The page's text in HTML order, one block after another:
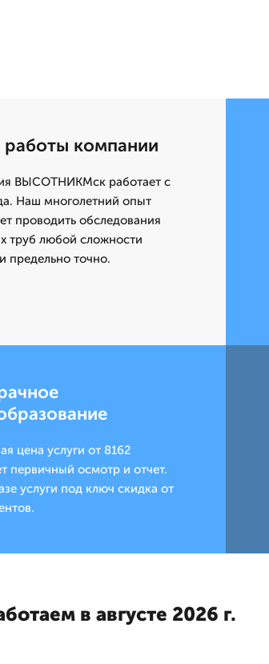
компании
ВЫСОТНИКМск работает с
Наш многолетний опыт
проводить обследования
труб любой сложности
предельно точно.
цена услуги от 8162
первичный осмотр и отчет.
услуги под ключ скидка от
в августе 2026 г.